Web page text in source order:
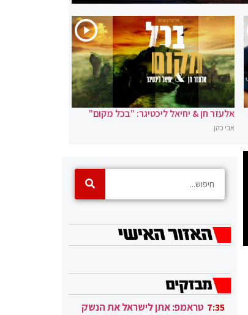
אלעזר חן & יחיאל ליכטיגר: "בכל מקום"
אבי כהן
7:35 טראמפ: אתן לישראל את הנשק